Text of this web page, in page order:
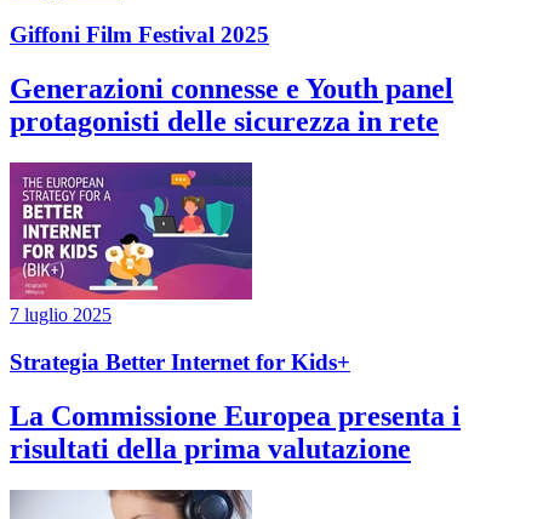
Giffoni Film Festival 2025
Generazioni connesse e Youth panel
protagonisti delle sicurezza in rete
7 luglio 2025
Strategia Better Internet for Kids+
La Commissione Europea presenta i
risultati della prima valutazione